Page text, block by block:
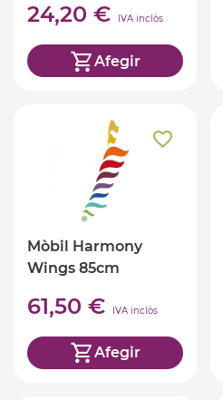
24,20 € IVA inclòs
Afegir
Mòbil Harmony
Wings 85cm
61,50 € IVA inclòs
Afegir